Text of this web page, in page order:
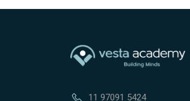
11 97091 5424